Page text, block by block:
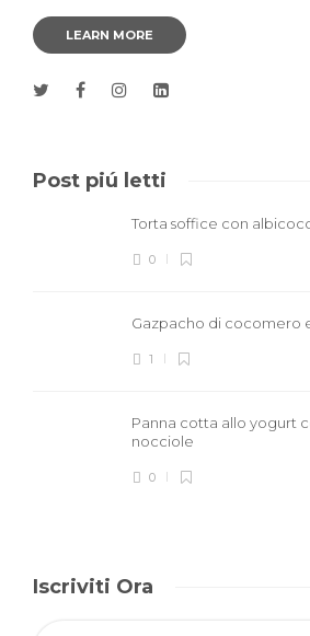
LEARN MORE
Post piú letti
Torta soffice con
0
Gazpacho di cocomero
1
Panna cotta allo yogurt
nocciole
0
Iscriviti Ora